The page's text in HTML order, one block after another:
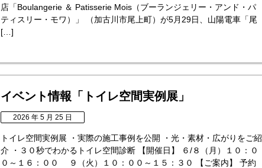
店「Boulangerie ＆ Patisserie Mois（ブーランジェリー・アンド・パ
ティスリー・モワ）」 （加古川市尾上町）が5月29日、山陽電車「尾
[…]
イベント情報「トイレ空間実例展」
2026 年 5 月 25 日
トイレ空間実例展 ・実際の施工事例を公開 ・光・素材・広がりをご紹
介 ・３０秒でわかるトイレ空間診断 【開催日】 ６/８（月）１０：０
０～１６：００ ９（火）１０：００～１５：３０ 【ご案内】 予約